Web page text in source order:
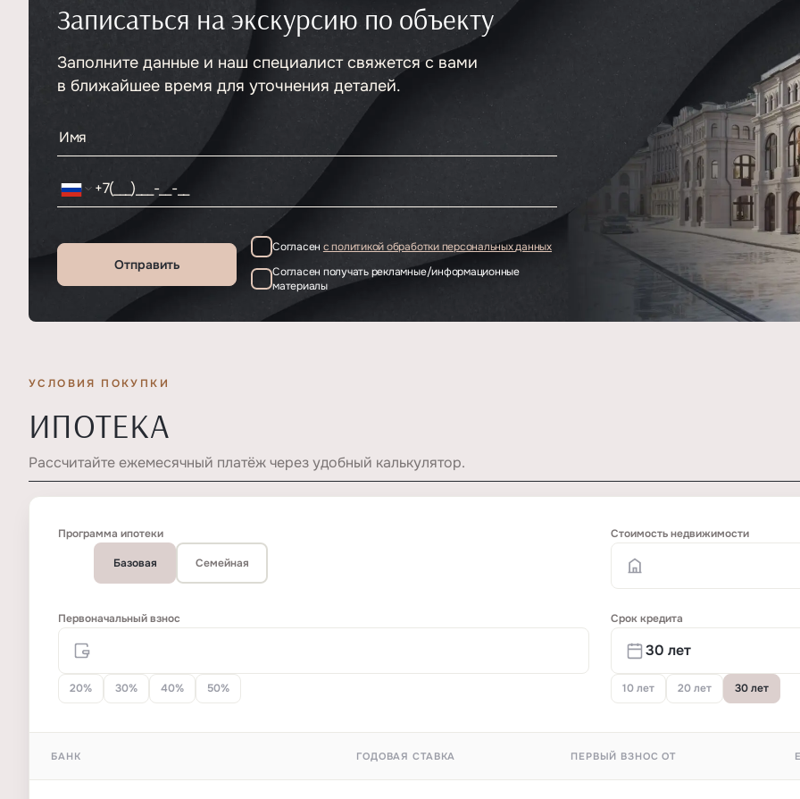
ТипЖК
Класс проектаЭлитный
Этажность9
Записаться на экскурсию по объекту
Заполните данные и наш специалист свяжется с вами
в ближайшее время для уточнения деталей.
Отправить
Согласен с политикой обработки персональных данных
Согласен получать рекламные/информационные
материалы
УСЛОВИЯ ПОКУПКИ
ИПОТЕКА
Рассчитайте ежемесячный платёж через удобный калькулятор.
Программа ипотеки
Базовая Семейная
Стоимость недвижимости
Первоначальный взнос
20% 30% 40% 50%
Срок кредита
10 лет 20 лет 30 лет
БАНК ГОДОВАЯ СТАВКА ПЕРВЫЙ ВЗНОС ОТ